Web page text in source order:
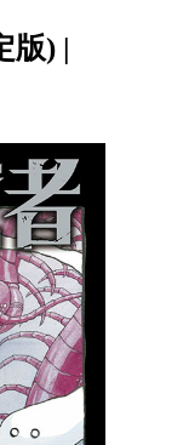
版) |